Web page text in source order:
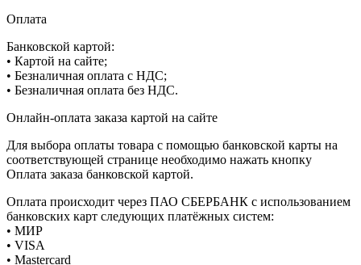
Оплата
Банковской картой:
• Картой на сайте;
• Безналичная оплата с НДС;
• Безналичная оплата без НДС.
Онлайн-оплата заказа картой на сайте
Для выбора оплаты товара с помощью банковской карты на
соответствующей странице необходимо нажать кнопку
Оплата заказа банковской картой.
Оплата происходит через ПАО СБЕРБАНК с использованием
банковских карт следующих платёжных систем:
• МИР
• VISA
• Mastercard